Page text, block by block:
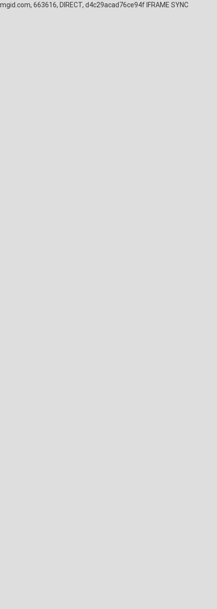
mgid.com, 663616, DIRECT, d4c29acad76ce94f IFRAME SYNC